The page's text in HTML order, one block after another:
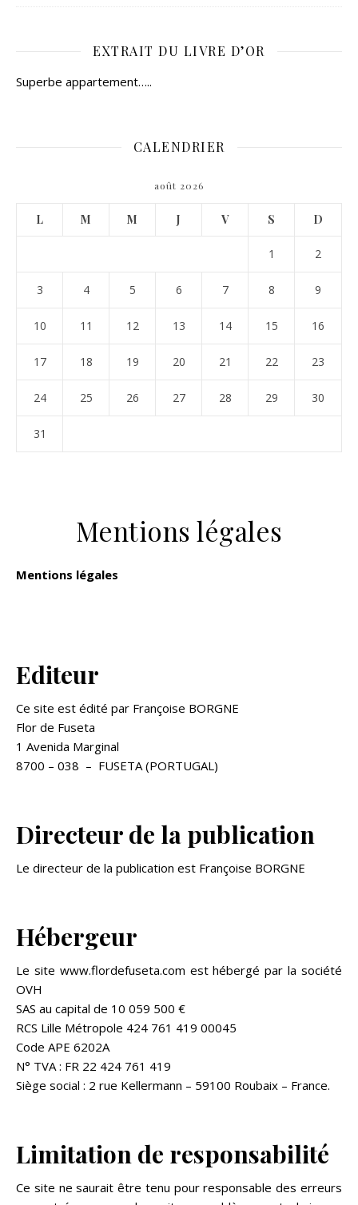
EXTRAIT DU LIVRE D’OR
Superbe appartement…..
CALENDRIER
août 2026
L M M J V S D
1 2
3 4 5 6 7 8 9
10 11 12 13 14 15 16
17 18 19 20 21 22 23
24 25 26 27 28 29 30
31
Mentions légales
Mentions légales
Editeur
Ce site est édité par Françoise BORGNE
Flor de Fuseta
1 Avenida Marginal
8700 – 038 – FUSETA (PORTUGAL)
Directeur de la publication
Le directeur de la publication est Françoise BORGNE
Hébergeur
Le site www.flordefuseta.com est hébergé par la société
OVH
SAS au capital de 10 059 500 €
RCS Lille Métropole 424 761 419 00045
Code APE 6202A
N° TVA : FR 22 424 761 419
Siège social : 2 rue Kellermann – 59100 Roubaix – France.
Limitation de responsabilité
Ce site ne saurait être tenu pour responsable des erreurs